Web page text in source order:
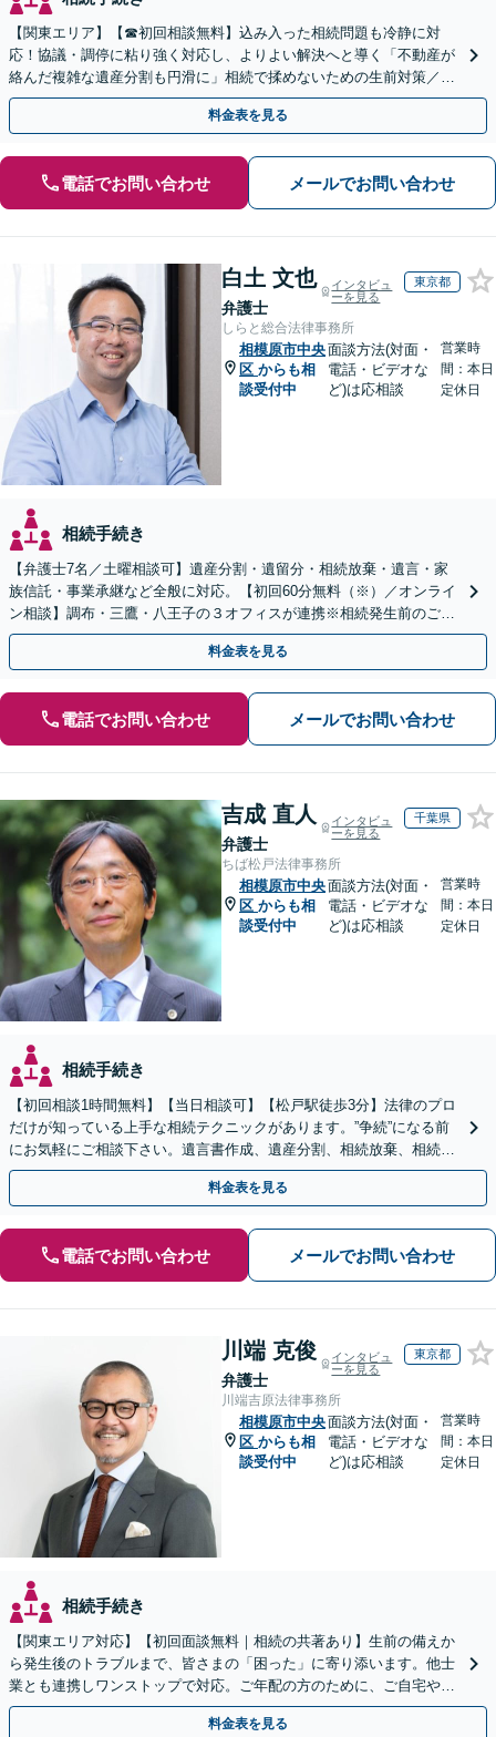
【関東エリア】【☎︎初回相談無料】込み入った相続問題も冷静に対
応！協議・調停に粘り強く対応し、よりよい解決へと導く「不動産が
絡んだ複雑な遺産分割も円滑に」相続で揉めないための生前対策／遺
言書の作成から執行【夜間相談可】【有楽町駅1分】
料金表を見る
電話でお問い合わせ メールでお問い合わせ
白土 文也
弁護士
インタビュ
ーを見る
東京都
しらと総合法律事務所
相模原市中央
区 からも相
談受付中
面談方法(対面・
電話・ビデオな
ど)は応相談
営業時
間：本日
定休日
相続手続き
【弁護士7名／土曜相談可】遺産分割・遺留分・相続放棄・遺言・家
族信託・事業承継など全般に対応。【初回60分無料（※）／オンライ
ン相談】調布・三鷹・八王子の３オフィスが連携※相続発生前のご相
談など有料相談になるものもございます。
料金表を見る
電話でお問い合わせ メールでお問い合わせ
吉成 直人
弁護士
インタビュ
ーを見る
千葉県
ちば松戸法律事務所
相模原市中央
区 からも相
談受付中
面談方法(対面・
電話・ビデオな
ど)は応相談
営業時
間：本日
定休日
相続手続き
【初回相談1時間無料】【当日相談可】【松戸駅徒歩3分】法律のプロ
だけが知っている上手な相続テクニックがあります。”争続”になる前
にお気軽にご相談下さい。遺言書作成、遺産分割、相続放棄、相続税
のことなど弁護経験豊富です。
料金表を見る
電話でお問い合わせ メールでお問い合わせ
川端 克俊
弁護士
インタビュ
ーを見る
東京都
川端吉原法律事務所
相模原市中央
区 からも相
談受付中
面談方法(対面・
電話・ビデオな
ど)は応相談
営業時
間：本日
定休日
相続手続き
【関東エリア対応】【初回面談無料｜相続の共著あり】生前の備えか
ら発生後のトラブルまで、皆さまの「困った」に寄り添います。他士
業とも連携しワンストップで対応。ご年配の方のために、ご自宅やご
近所への出張相談も実施【秘密厳守｜休日・夜間相談可】
料金表を見る